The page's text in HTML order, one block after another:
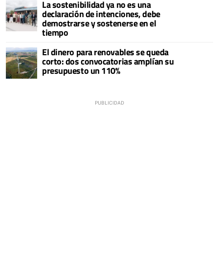
La sostenibilidad ya no es una
declaración de intenciones, debe
demostrarse y sostenerse en el
tiempo
El dinero para renovables se queda
corto: dos convocatorias amplían su
presupuesto un 110%